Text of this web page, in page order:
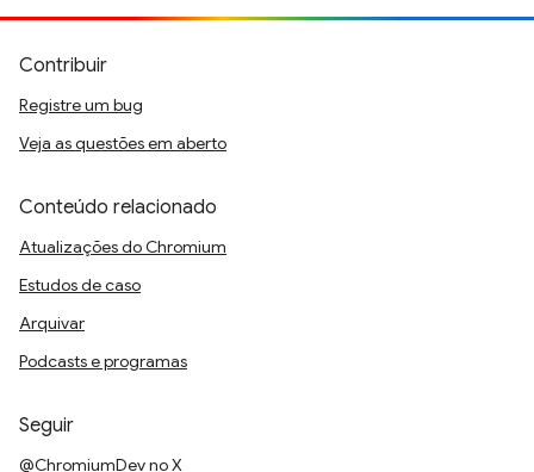
Contribuir
Registre um bug
Veja as questões em aberto
Conteúdo relacionado
Atualizações do Chromium
Estudos de caso
Arquivar
Podcasts e programas
Seguir
@ChromiumDev no X